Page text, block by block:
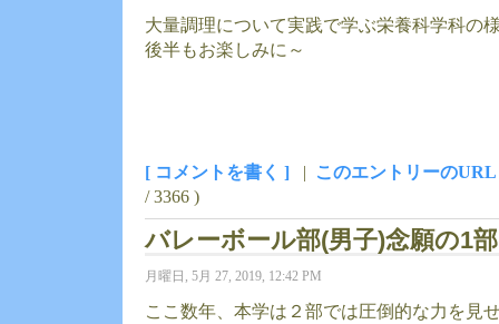
大量調理について実践で学ぶ栄養科学科の
後半もお楽しみに～
[ コメントを書く ] | このエントリーのURL
/ 3366 )
バレーボール部(男子)念願の1
月曜日, 5月 27, 2019, 12:42 PM
ここ数年、本学は２部では圧倒的な力を見